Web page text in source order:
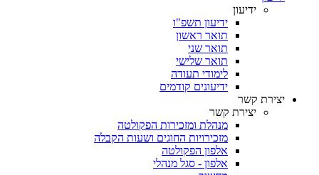
ידיעון
ידיעון תשפ"ו
תואר ראשון
תואר שני
תואר שלישי
לימודי תעודה
ידיעונים קודמים
יצירת קשר
יצירת קשר
מנהלת ומזכירות הפקולטה
מזכירויות החוגים ושעות הקבלה
אלפון הפקולטה
אלפון - סגל מנהלי